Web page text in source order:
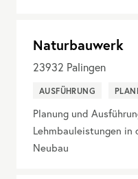
Naturbauwerk
23932 Palingen
AUSFÜHRUNG
Planung und
Lehmbauleistungen in
Neubau